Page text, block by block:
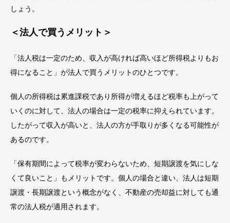
しょう。
＜法人で買うメリット＞
「法人税は一定のため、収入が高ければ高いほど所得税よりもお
得になること」が法人で買うメリットのひとつです。
個人の所得税は累進課税であり所得が増えるほど税率も上がって
いくのに対して、法人の場合は一定の税率に抑えられています。
したがって収入が高いと、法人の方が手取りが多くなる可能性が
あるのです。
「保有期間によって税率が変わらないため、短期譲渡を気にしな
くて良いこと」もメリットです。個人の場合と違い、法人は短期
譲渡・長期譲渡という概念がなく、不動産の売却益に対しても通
常の法人税が適用されます。